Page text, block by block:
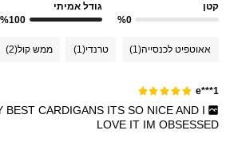
קטן
%0
גודל אמיתי
%100
אאוטפיט לכנסייה(1) טרנדי(1) ממש קול(2)
e***1
BESTCARDIGANS ITSSO NICEAND I
LOVE IT IM OBSESSED